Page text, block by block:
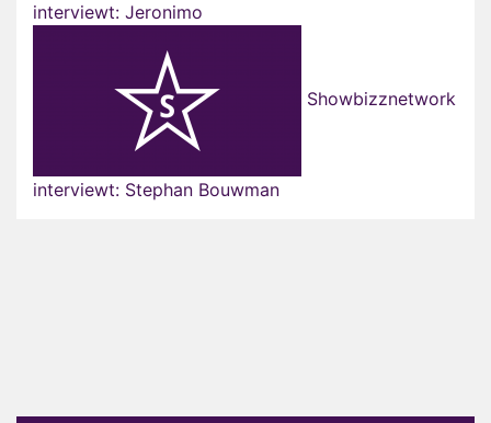
interviewt: Jeronimo
Showbizznetwork
interviewt: Stephan Bouwman